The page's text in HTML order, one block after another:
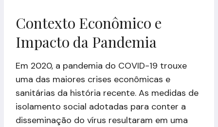
Contexto Econômico e
Impacto da Pandemia
Em 2020, a pandemia do COVID-19 trouxe
uma das maiores crises econômicas e
sanitárias da história recente. As medidas de
isolamento social adotadas para conter a
disseminação do vírus resultaram em uma